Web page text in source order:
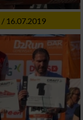
16.07.2019